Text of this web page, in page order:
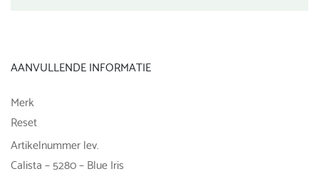
AANVULLENDE INFORMATIE
Merk
Reset
Artikelnummer lev.
Calista – 5280 – Blue Iris